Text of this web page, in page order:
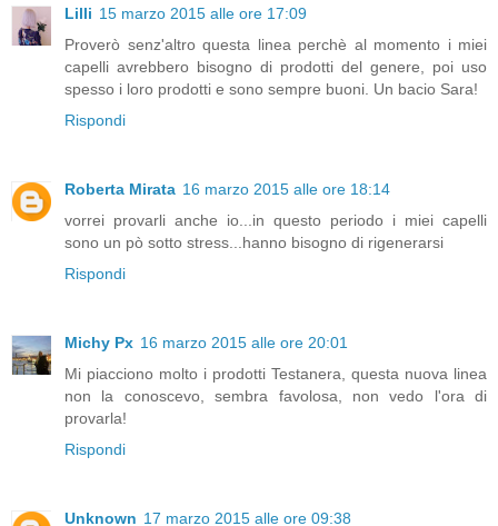
Lilli 15 marzo 2015 alle ore 17:09
Proverò senz'altro questa linea perchè al momento i miei
capelli avrebbero bisogno di prodotti del genere, poi uso
spesso i loro prodotti e sono sempre buoni. Un bacio Sara!
Rispondi
Roberta Mirata 16 marzo 2015 alle ore 18:14
vorrei provarli anche io...in questo periodo i miei capelli
sono un pò sotto stress...hanno bisogno di rigenerarsi
Rispondi
Michy Px 16 marzo 2015 alle ore 20:01
Mi piacciono molto i prodotti Testanera, questa nuova linea
non la conoscevo, sembra favolosa, non vedo l'ora di
provarla!
Rispondi
Unknown 17 marzo 2015 alle ore 09:38